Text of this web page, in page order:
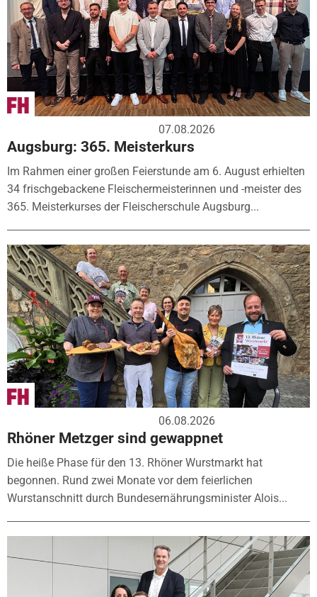
07.08.2026
Augsburg: 365. Meisterkurs
Im Rahmen einer großen Feierstunde am 6. August erhielten
34 frischgebackene Fleischermeisterinnen und -meister des
365. Meisterkurses der Fleischerschule Augsburg...
06.08.2026
Rhöner Metzger sind gewappnet
Die heiße Phase für den 13. Rhöner Wurstmarkt hat
begonnen. Rund zwei Monate vor dem feierlichen
Wurstanschnitt durch Bundesernährungsminister Alois...